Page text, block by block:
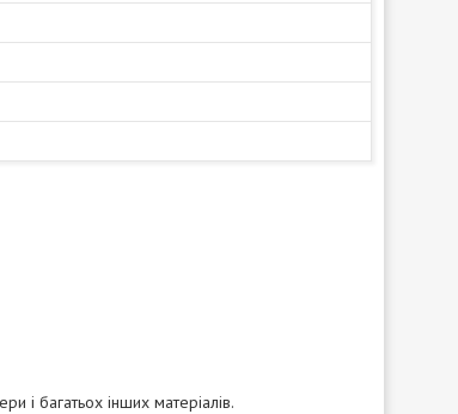
і багатьох інших матеріалів.